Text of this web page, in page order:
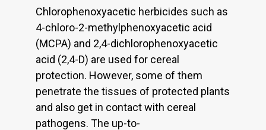
Chlorophenoxyacetic herbicides such as
4-chloro-2-methylphenoxyacetic acid
(MCPA) and 2,4-dichlorophenoxyacetic
acid (2,4-D) are used for cereal
protection. However, some of them
penetrate the tissues of protected plants
and also get in contact with cereal
pathogens. The up-to-